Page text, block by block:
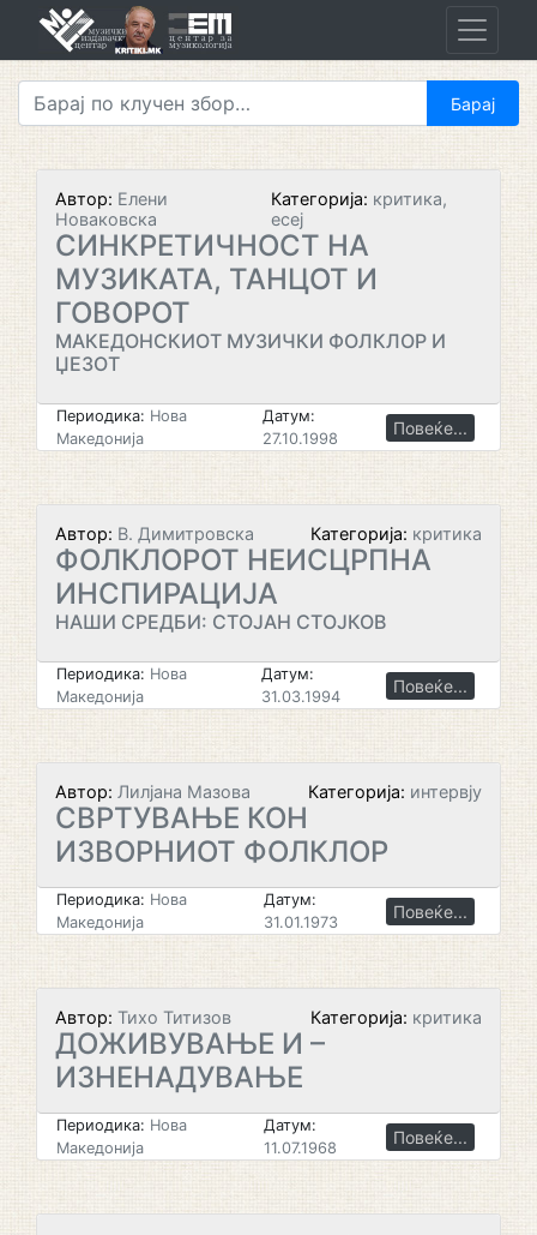
Автор: Елени
Новаковска
Категорија: критика,
есеј
СИНКРЕТИЧНОСТ НА
МУЗИКАТА, ТАНЦОТ И
ГОВОРОТ
МАКЕДОНСКИОТ МУЗИЧКИ ФОЛКЛОР И
ЏЕЗОТ
Периодика: Нова
Македонија
Датум:
27.10.1998
Повеќе...
Автор: В. Димитровска Категорија: критика
ФОЛКЛОРОТ НЕИСЦРПНА
ИНСПИРАЦИЈА
НАШИ СРЕДБИ: СТОЈАН СТОЈКОВ
Периодика: Нова
Македонија
Датум:
31.03.1994
Повеќе...
Автор: Лилјана Мазова Категорија: интервју
СВРТУВАЊЕ КОН
ИЗВОРНИОТ ФОЛКЛОР
Периодика: Нова
Македонија
Датум:
31.01.1973
Повеќе...
Автор: Тихо Титизов Категорија: критика
ДОЖИВУВАЊЕ И –
ИЗНЕНАДУВАЊЕ
Периодика: Нова
Македонија
Датум:
11.07.1968
Повеќе...